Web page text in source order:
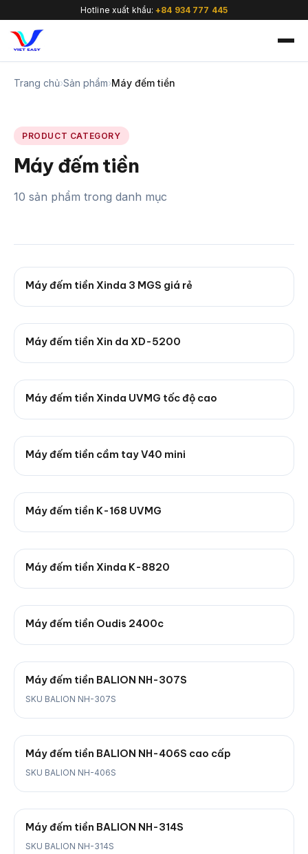
Hotline xuất khẩu:+84 934 777 445
Trang chủ›Sản phẩm›Máy đếm tiền
PRODUCT CATEGORY
Máy đếm tiền
10 sản phẩm trong danh mục
Máy đếm tiền Xinda 3 MGS giá rẻ
Máy đếm tiền Xin da XD-5200
Máy đếm tiền Xinda UVMG tốc độ cao
Máy đếm tiền cầm tay V40 mini
Máy đếm tiền K-168 UVMG
Máy đếm tiền Xinda K-8820
Máy đếm tiền Oudis 2400c
Máy đếm tiền BALION NH-307S
SKU BALION NH-307S
Máy đếm tiền BALION NH-406S cao cấp
SKU BALION NH-406S
Máy đếm tiền BALION NH-314S
SKU BALION NH-314S